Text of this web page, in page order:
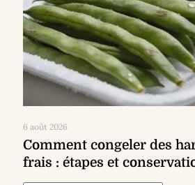
6 août 2026
Comment congeler des
frais : étapes et